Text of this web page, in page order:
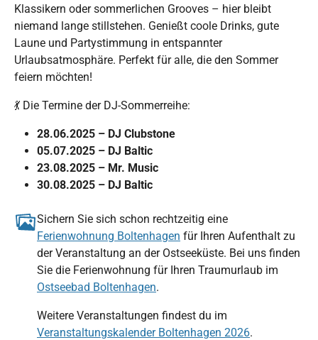
Klassikern oder sommerlichen Grooves – hier bleibt
niemand lange stillstehen. Genießt coole Drinks, gute
Laune und Partystimmung in entspannter
Urlaubsatmosphäre. Perfekt für alle, die den Sommer
feiern möchten!
💃 Die Termine der DJ-Sommerreihe:
28.06.2025 – DJ Clubstone
05.07.2025 – DJ Baltic
23.08.2025 – Mr. Music
30.08.2025 – DJ Baltic
Sichern Sie sich schon rechtzeitig eine
Ferienwohnung Boltenhagen für Ihren Aufenthalt zu
der Veranstaltung an der Ostseeküste. Bei uns finden
Sie die Ferienwohnung für Ihren Traumurlaub im
Ostseebad Boltenhagen.
Weitere Veranstaltungen findest du im
Veranstaltungskalender Boltenhagen 2026.